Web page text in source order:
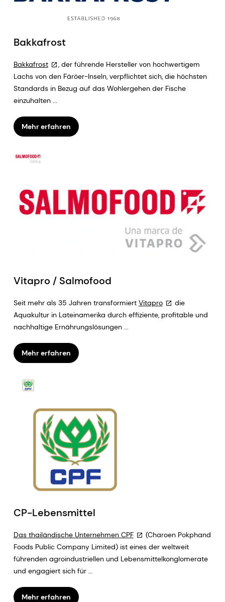
Bakkafrost
Bakkafrost
, der führende Hersteller von hochwertigem
Lachs von den Färöer-Inseln, verpflichtet sich, die höchsten
Standards in Bezug auf das Wohlergehen der Fische
einzuhalten ...
Mehr erfahren
Vitapro / Salmofood
Seit mehr als 35 Jahren transformiert Vitapro
die
Aquakultur in Lateinamerika durch effiziente, profitable und
nachhaltige Ernährungslösungen ...
Mehr erfahren
CP-Lebensmittel
Das thailändische Unternehmen CPF
(Charoen Pokphand
Foods Public Company Limited) ist eines der weltweit
führenden agroindustriellen und Lebensmittelkonglomerate
und engagiert sich für ...
Mehr erfahren